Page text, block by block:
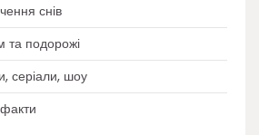
снів
та подорожі
серіали, шоу
факти